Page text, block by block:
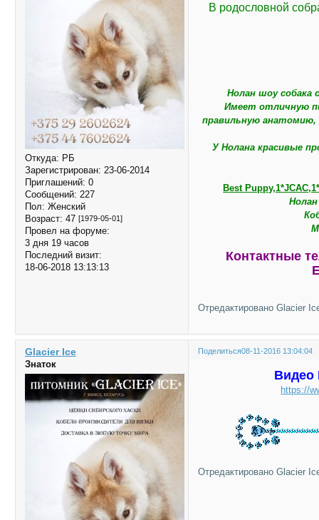
Откуда: РБ
Зарегистрирован: 23-06-2014
Приглашений: 0
Сообщений: 227
Пол: Женский
Возраст: 47 [1979-05-01]
Провел на форуме:
3 дня 19 часов
Последний визит:
18-06-2018 13:13:13
В родословной
Нолан шоу
Имеет отличную
правильную анатомию,
У Нолана красивые
Best
Контактные
Отредактировано Glacier
Поделиться08-11-2016 13:04:04
Glacier Ice
Знаток
Видео
https://
Отредактировано Glacier